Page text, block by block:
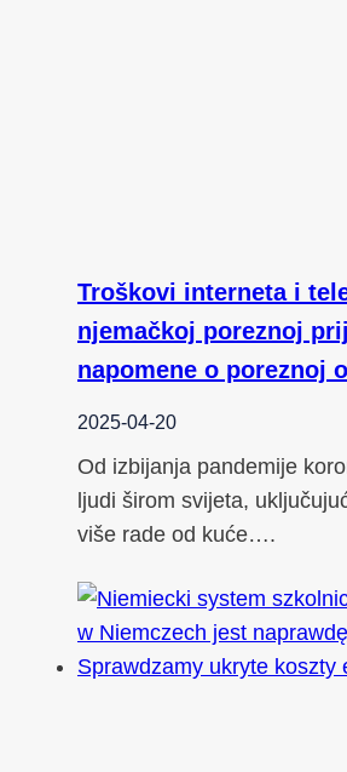
Troškovi interneta i
njemačkoj poreznoj
napomene o poreznoj
2025-04-20
Od izbijanja pandemije
ljudi širom svijeta,
više rade od kuće….